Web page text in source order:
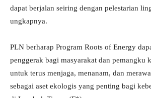
dapat berjalan seiring dengan pelestarian
ungkapnya.
PLN berharap Program Roots of Energy
penggerak bagi masyarakat dan pemangku
untuk terus menjaga, menanam, dan
sebagai aset ekologis yang penting bagi